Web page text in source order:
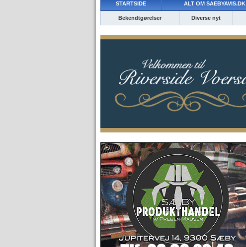
STARTSIDE ALT OM SAEBYAVIS.DK
Bekendtgørelser Diverse nyt